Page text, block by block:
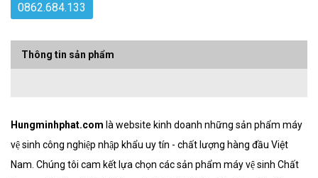
0862.684.133
Thông tin sản phẩm
Hungminhphat.com là website kinh doanh những sản phẩm máy
vệ sinh công nghiệp nhập khẩu uy tín - chất lượng hàng đầu Việt
Nam. Chúng tôi cam kết lựa chọn các sản phẩm máy vệ sinh Chất